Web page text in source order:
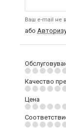
Ваш e-mail не
або
Качество
Цена